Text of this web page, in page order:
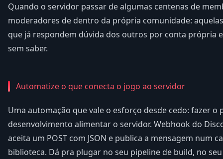
Quando o servidor passar de algumas centenas de
moderadores de dentro da própria comunidade:
que já respondem dúvida dos outros por conta própria
sem saber.
Automatize o que conecta o jogo ao servidor
Uma automação que vale o esforço desde cedo: fazer o
desenvolvimento alimentar o servidor. Webhook do
aceita um POST com JSON e publica a mensagem num
biblioteca. Dá pra plugar no seu pipeline de build, no